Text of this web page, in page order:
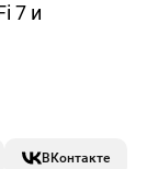
7 и
ВКонтакте